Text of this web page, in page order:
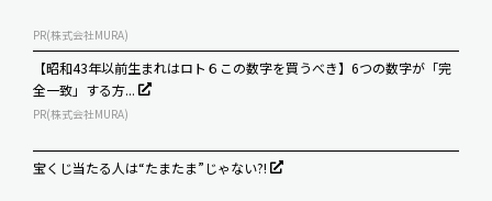
PR(株式会社MURA)
【昭和43年以前生まれはロト６この数字を買うべき】6つの数字が「完
全一致」する方...
PR(株式会社MURA)
宝くじ当たる人は“たまたま”じゃない?!